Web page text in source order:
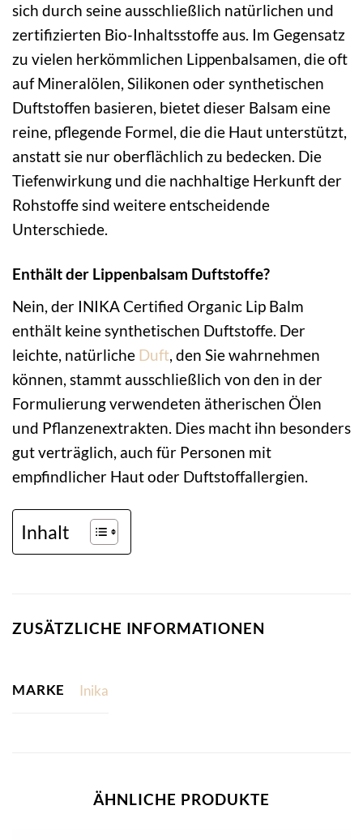
sich durch seine ausschließlich natürlichen und
zertifizierten Bio-Inhaltsstoffe aus. Im Gegensatz
zu vielen herkömmlichen Lippenbalsamen, die oft
auf Mineralölen, Silikonen oder synthetischen
Duftstoffen basieren, bietet dieser Balsam eine
reine, pflegende Formel, die die Haut unterstützt,
anstatt sie nur oberflächlich zu bedecken. Die
Tiefenwirkung und die nachhaltige Herkunft der
Rohstoffe sind weitere entscheidende
Unterschiede.
Enthält der Lippenbalsam Duftstoffe?
Nein, der INIKA Certified Organic Lip Balm
enthält keine synthetischen Duftstoffe. Der
leichte, natürliche Duft, den Sie wahrnehmen
können, stammt ausschließlich von den in der
Formulierung verwendeten ätherischen Ölen
und Pflanzenextrakten. Dies macht ihn besonders
gut verträglich, auch für Personen mit
empfindlicher Haut oder Duftstoffallergien.
Inhalt
ZUSÄTZLICHE INFORMATIONEN
MARKE Inika
ÄHNLICHE PRODUKTE